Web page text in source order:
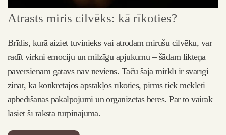
Atrasts miris cilvēks: kā rīkoties?
Brīdis, kurā aiziet tuvinieks vai atrodam mirušu cilvēku, var
radīt virkni emociju un milzīgu apjukumu – šādam likteņa
pavērsienam gatavs nav neviens. Taču šajā mirklī ir svarīgi
zināt, kā konkrētajos apstākļos rīkoties, pirms tiek meklēti
apbedīšanas pakalpojumi un organizētas bēres. Par to vairāk
lasiet šī raksta turpinājumā.